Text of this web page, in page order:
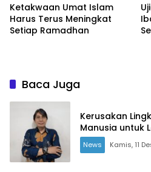
Ketakwaan Umat Islam
Harus Terus Meningkat
Setiap Ramadhan
Baca Juga
Kerusakan
Manusia untuk
News Kamis, 11